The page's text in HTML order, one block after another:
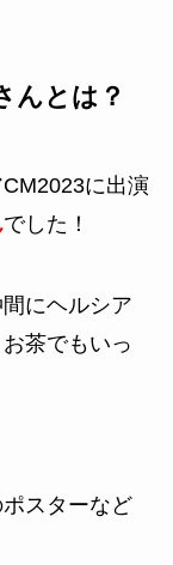
んとは？
に出演
でした！
にヘルシア
茶でもいっ
スターなど